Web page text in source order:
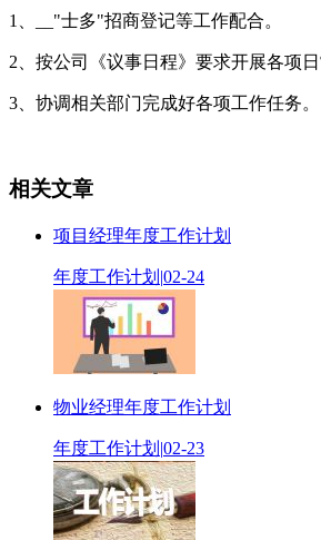
1、__"士多"招商登记等工作配合。
2、按公司《议事日程》要求开展各项日
3、协调相关部门完成好各项工作任务。
相关文章
项目经理年度工作计划
年度工作计划 |02-24
物业经理年度工作计划
年度工作计划 |02-23